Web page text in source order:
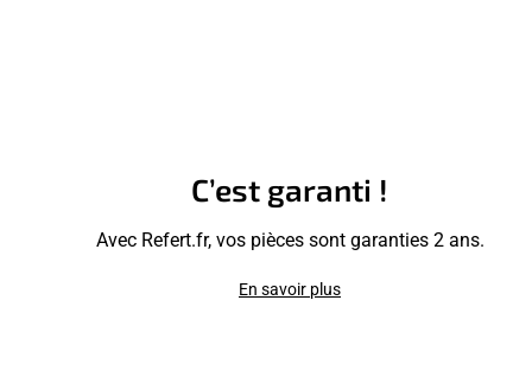
C’est garanti !
Avec Refert.fr, vos pièces sont garanties 2 ans.
En savoir plus